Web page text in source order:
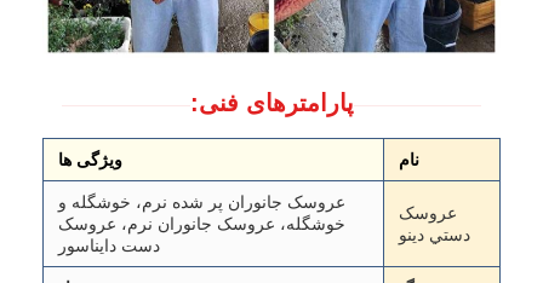
پارامترهای فنی:
نام ویژگی ها
عروسک
دستي دينو
عروسک جانوران پر شده نرم، خوشگله و
خوشگله، عروسک جانوران نرم، عروسک
دست دایناسور